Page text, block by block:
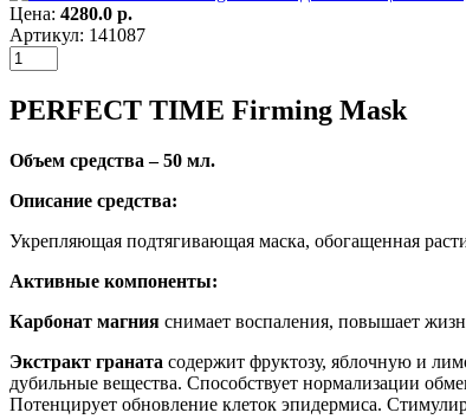
Цена: 4280.0 р.
Артикул: 141087
PERFECT TIME Firming Mask
Объем средства – 50 мл.
Описание средства:
Укрепляющая подтягивающая маска, обогащенная
Активные компоненты:
Карбонат магния снимает воспаления, повышает
Экстракт граната содержит фруктозу, яблочную и
дубильные вещества. Способствует нормализации
Потенцирует обновление клеток эпидермиса.